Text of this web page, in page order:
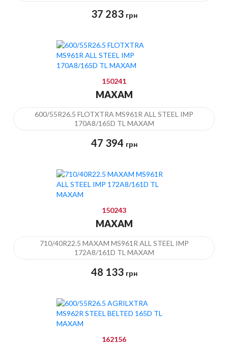
37 283 грн
150241
MAXAM
600/55R26.5 FLOTXTRA MS961R ALL STEEL IMP
170A8/165D TL MAXAM
47 394 грн
150243
MAXAM
710/40R22.5 MAXAM MS961R ALL STEEL IMP
172A8/161D TL MAXAM
48 133 грн
162156